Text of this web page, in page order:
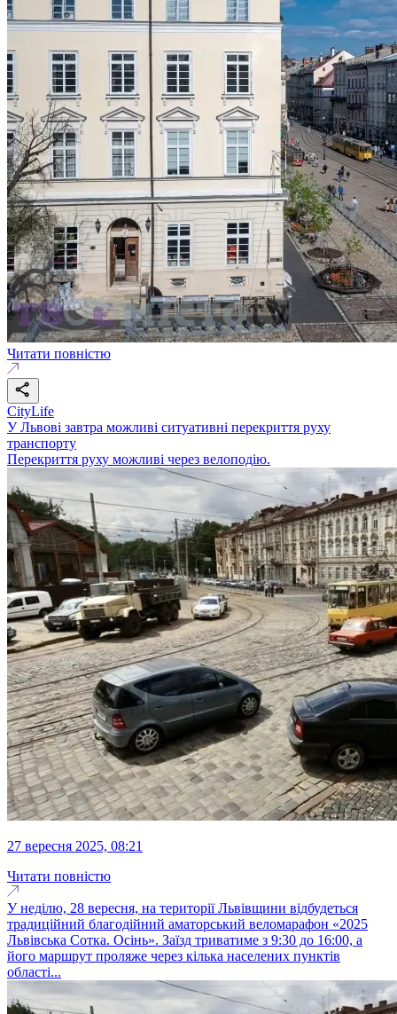
Читати повністю
CityLife
У Львові завтра можливі ситуативні перекриття руху
транспорту
Перекриття руху можливі через велоподію.
27 вересня 2025, 08:21
Читати повністю
У неділю, 28 вересня, на території Львівщини відбудеться
традиційний благодійний аматорський веломарафон «2025
Львівська Сотка. Осінь». Заїзд триватиме з 9:30 до 16:00, а
його маршрут проляже через кілька населених пунктів
області...